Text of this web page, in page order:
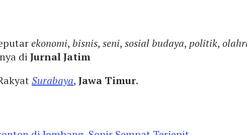
ekonomi, bisnis, seni, sosial budaya, politik,
di Jurnal Jatim
Surabaya, Jawa Timur.